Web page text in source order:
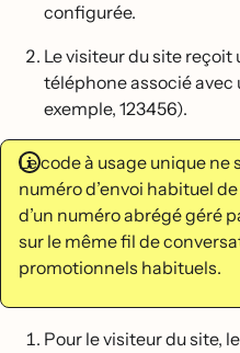
configurée.
Le visiteur du site reçoit
téléphone associé avec
exemple, 123456).
Le code à usage unique ne
numéro d’envoi habituel
d’un numéro abrégé géré
sur le même fil de
promotionnels habituels.
Pour le visiteur du site,